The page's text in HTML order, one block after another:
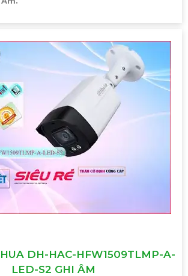
DH-HAC-HFW1509TLMP-A-
LED-S2 GHI ÂM